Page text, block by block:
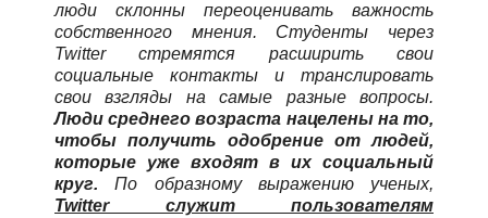
люди склонны переоценивать важность
собственного мнения. Студенты через
Twitter стремятся расширить свои
социальные контакты и транслировать
свои взгляды на самые разные вопросы.
Люди среднего возраста нацелены на то,
чтобы получить одобрение от людей,
которые уже входят в их социальный
круг. По образному выражению ученых,
Twitter служит пользователям